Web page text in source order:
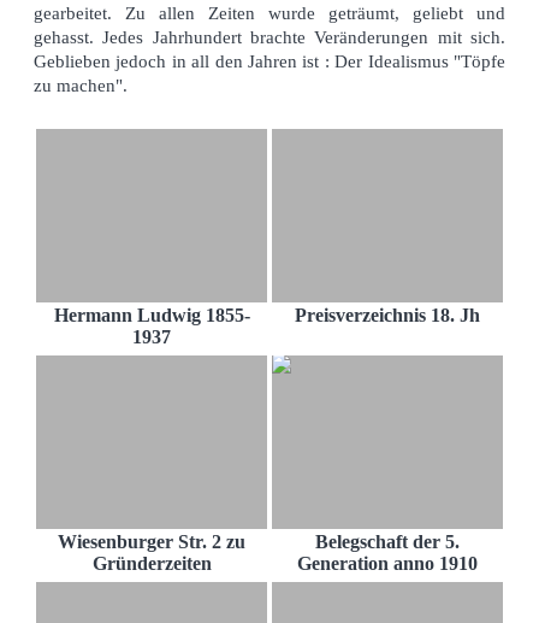
gearbeitet. Zu allen Zeiten wurde geträumt, geliebt und
gehasst. Jedes Jahrhundert brachte Veränderungen mit sich.
Geblieben jedoch in all den Jahren ist : Der Idealismus "Töpfe
zu machen".
Hermann Ludwig 1855-
1937
Preisverzeichnis 18. Jh
Wiesenburger Str. 2 zu
Gründerzeiten
Belegschaft der 5.
Generation anno 1910